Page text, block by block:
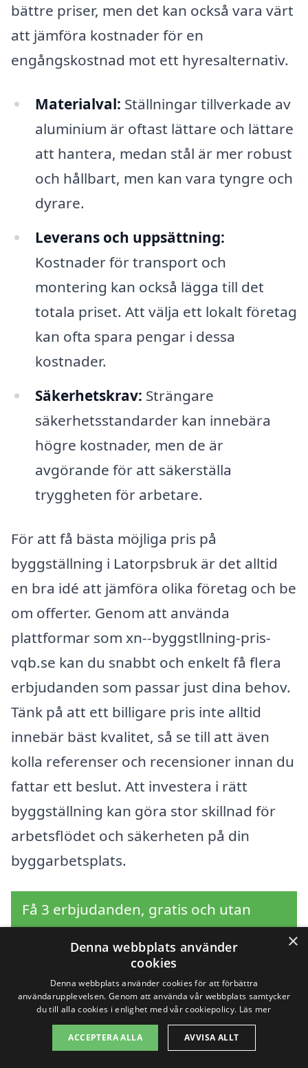
bättre priser, men det kan också vara värt
att jämföra kostnader för en
engångskostnad mot ett hyresalternativ.
Materialval: Ställningar tillverkade av
aluminium är oftast lättare och lättare
att hantera, medan stål är mer robust
och hållbart, men kan vara tyngre och
dyrare.
Leverans och uppsättning:
Kostnader för transport och
montering kan också lägga till det
totala priset. Att välja ett lokalt företag
kan ofta spara pengar i dessa
kostnader.
Säkerhetskrav: Strängare
säkerhetsstandarder kan innebära
högre kostnader, men de är
avgörande för att säkerställa
tryggheten för arbetare.
För att få bästa möjliga pris på
byggställning i Latorpsbruk är det alltid
en bra idé att jämföra olika företag och be
om offerter. Genom att använda
plattformar som xn--byggstllning-pris-
vqb.se kan du snabbt och enkelt få flera
erbjudanden som passar just dina behov.
Tänk på att ett billigare pris inte alltid
innebär bäst kvalitet, så se till att även
kolla referenser och recensioner innan du
fattar ett beslut. Att investera i rätt
byggställning kan göra stor skillnad för
arbetsflödet och säkerheten på din
byggarbetsplats.
Få 3 erbjudanden, gratis och utan
Sök efter en
professionell för
×
Denna webbplats använder
cookies
Denna webbplats använder cookies för att förbättra
användarupplevelsen. Genom att använda vår webbplats samtycker
du till alla cookies i enlighet med vår cookiepolicy. Läs mer
ACCEPTERA ALLA AVVISA ALLT